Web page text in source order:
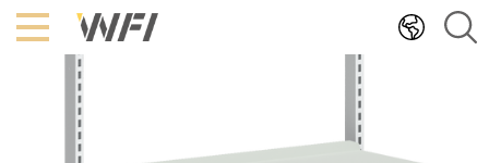
Hoppa
till
innehållet